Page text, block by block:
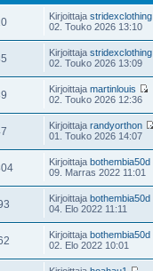
Kirjoittajastridexclothing
02. Touko 2026 13:10
Kirjoittajastridexclothing
02. Touko 2026 13:09
Kirjoittajamartinlouis
02. Touko 2026 12:36
Kirjoittajarandyorthon
01. Touko 2026 14:07
Kirjoittajabothembia50d
09. Marras 2022 11:01
Kirjoittajabothembia50d
04. Elo 2022 11:11
Kirjoittajabothembia50d
02. Elo 2022 10:01